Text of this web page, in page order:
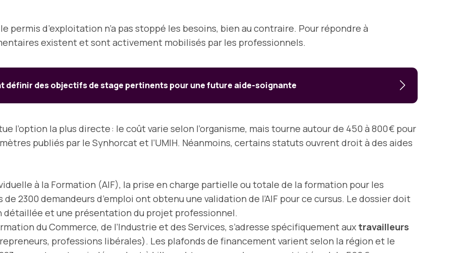
permis d’exploitation n’a pas stoppé les besoins, bien au contraire. Pour répondre à
existent et sont activement mobilisés par les professionnels.
définir des objectifs de stage pertinents pour une future aide-soignante
l’option la plus directe : le coût varie selon l’organisme, mais tourne autour de 450 à 800 € pour
publiés par le Synhorcat et l’UMIH. Néanmoins, certains statuts ouvrent droit à des aides
à la Formation (AIF), la prise en charge partielle ou totale de la formation pour les
de 2300 demandeurs d’emploi ont obtenu une validation de l’AIF pour ce cursus. Le dossier doit
et une présentation du projet professionnel.
du Commerce, de l’Industrie et des Services, s’adresse spécifiquement aux travailleurs
professions libérales). Les plafonds de financement varient selon la région et le